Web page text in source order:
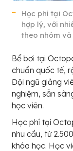
Học phí tại
hợp lý, với
theo nhóm
Bể bơi tại
chuẩn quốc tế,
Đội ngũ giảng
nghiệm, sẵn
học viên.
Học phí tại
nhu cầu, từ
khóa học. Học